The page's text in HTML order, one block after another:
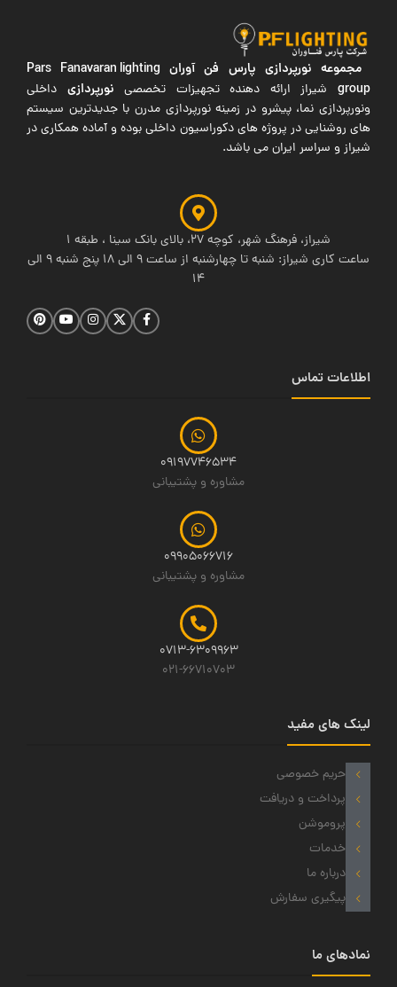
مجموعه نورپردازی پارس فن آوران Pars Fanavaran lighting
groupشیراز ارائه دهنده تجهیزات تخصصی نورپردازی داخلی
ونورپردازی نما، پیشرو در زمینه نورپردازی مدرن با جدیدترین سیستم
های روشنایی در پروژه های دکوراسیون داخلی بوده و آماده همکاری در
شیراز و سراسر ایران می باشد.
شیراز، فرهنگ شهر، کوچه 27، بالای بانک سینا ، طبقه 1
ساعت کاری شیراز: شنبه تا چهارشنبه از ساعت 9 الی 18 پنج شنبه 9 الی
14
اطلاعات تماس
09197746534
مشاوره و پشتیبانی
09905066716
مشاوره و پشتیبانی
0713-6309963
021-66710703
لینک های مفید
حریم خصوصی
پرداخت و دریافت
پروموشن
خدمات
درباره ما
پیگیری سفارش
نمادهای ما